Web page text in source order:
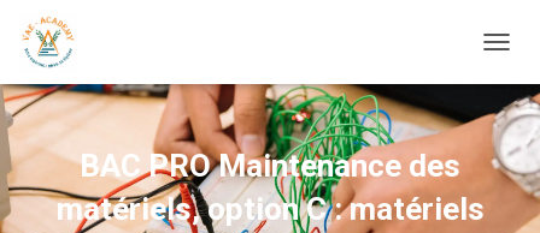
BAC PRO Maintenance des
matériels, option C : matériels